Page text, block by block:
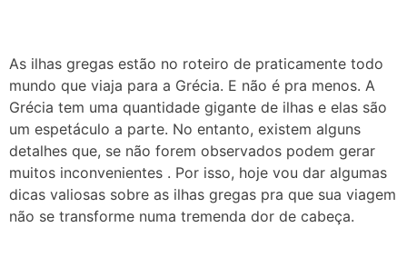
As ilhas gregas estão no roteiro de praticamente todo
mundo que viaja para a Grécia. E não é pra menos. A
Grécia tem uma quantidade gigante de ilhas e elas são
um espetáculo a parte. No entanto, existem alguns
detalhes que, se não forem observados podem gerar
muitos inconvenientes . Por isso, hoje vou dar algumas
dicas valiosas sobre as ilhas gregas pra que sua viagem
não se transforme numa tremenda dor de cabeça.